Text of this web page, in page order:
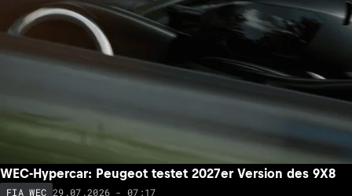
WEC-Hypercar: Peugeot testet 2027er Version des 9X8
FIA WEC 29.07.2026 - 07:17